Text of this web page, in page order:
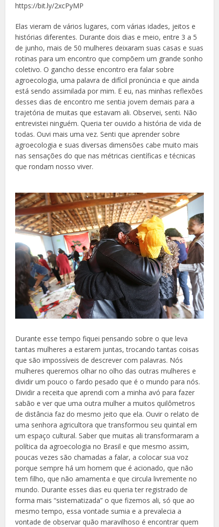
https://bit.ly/2xcPyMP
Elas vieram de vários lugares, com várias idades, jeitos e
histórias diferentes. Durante dois dias e meio, entre 3 a 5
de junho, mais de 50 mulheres deixaram suas casas e suas
rotinas para um encontro que compõem um grande sonho
coletivo. O gancho desse encontro era falar sobre
agroecologia, uma palavra de difícil pronúncia e que ainda
está sendo assimilada por mim. E eu, nas minhas reflexões
desses dias de encontro me sentia jovem demais para a
trajetória de muitas que estavam ali. Observei, senti. Não
entrevistei ninguém. Queria ter ouvido a história de vida de
todas. Ouvi mais uma vez. Senti que aprender sobre
agroecologia e suas diversas dimensões cabe muito mais
nas sensações do que nas métricas científicas e técnicas
que rondam nosso viver.
Durante esse tempo fiquei pensando sobre o que leva
tantas mulheres a estarem juntas, trocando tantas coisas
que são impossíveis de descrever com palavras. Nós
mulheres queremos olhar no olho das outras mulheres e
dividir um pouco o fardo pesado que é o mundo para nós.
Dividir a receita que aprendi com a minha avó para fazer
sabão e ver que uma outra mulher a muitos quilômetros
de distância faz do mesmo jeito que ela. Ouvir o relato de
uma senhora agricultora que transformou seu quintal em
um espaço cultural. Saber que muitas ali transformaram a
política da agroecologia no Brasil e que mesmo assim,
poucas vezes são chamadas a falar, a colocar sua voz
porque sempre há um homem que é acionado, que não
tem filho, que não amamenta e que circula livremente no
mundo. Durante esses dias eu queria ter registrado de
forma mais “sistematizada” o que fizemos ali, só que ao
mesmo tempo, essa vontade sumia e a prevalecia a
vontade de observar quão maravilhoso é encontrar quem